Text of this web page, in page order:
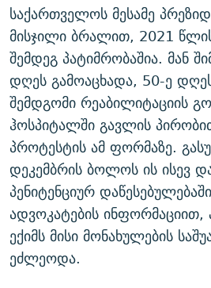
საქართველოს მესამე
მისჯილი ბრალით, 2021
შემდეგ პატიმრობაშია. მან
დღეს გამოაცხადა, 50-ე
შემდგომი რეაბილიტაციის
ჰოსპიტალში გავლის
პროტესტის ამ ფორმაზე.
დეკემბრის ბოლოს ის ისევ
პენიტენციურ
ადვოკატების
ექიმს მისი მონახულების
ეძლეოდა.